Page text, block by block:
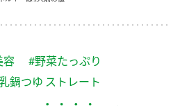
おすしの素
ター（アーカイブ）
容
#野菜たっぷり
鍋つゆ ストレート